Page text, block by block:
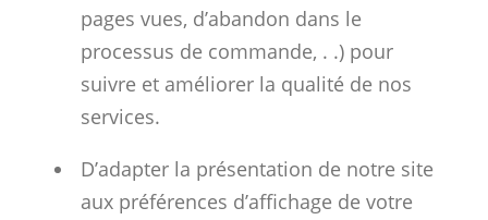
pages vues, d’abandon dans le
processus de commande, . .) pour
suivre et améliorer la qualité de nos
services.
D’adapter la présentation de notre site
aux préférences d’affichage de votre